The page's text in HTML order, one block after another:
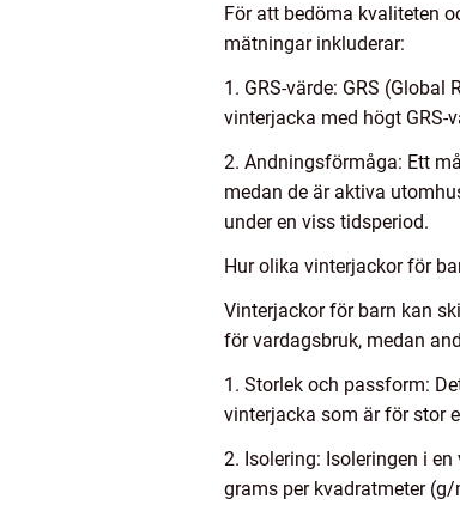
För att bedöma kvaliteten
mätningar inkluderar:
1. GRS-värde: GRS
vinterjacka med högt
2. Andningsförmåga: Ett
medan de är aktiva
under en viss tidsperiod.
Hur olika vinterjackor för
Vinterjackor för barn kan
för vardagsbruk, medan
1. Storlek och passform:
vinterjacka som är för stor
2. Isolering: Isoleringen i
grams per kvadratmeter